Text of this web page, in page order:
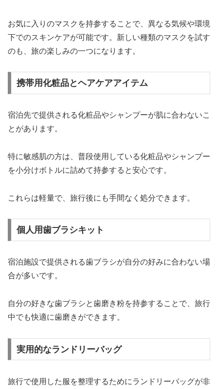
お気に入りのマスクを持参することで、異なる気候や環境
下でのスキンケアが可能です。新しい種類のマスクを試す
のも、旅の楽しみの一つになります。
携帯用化粧品とヘアケアアイテム
宿泊先で提供される化粧品やシャンプーが肌に合わないこ
とがあります。
特に敏感肌の方は、普段使用している化粧品やシャンプー
を小分けボトルに詰めて持参すると安心です。
これらは軽量で、旅行後にも手間なく処分できます。
個人用歯ブラシキット
宿泊施設で提供される歯ブラシが自分の好みに合わない場
合が多いです。
自分の好きな歯ブラシと歯磨き粉を持参することで、旅行
中でも快適に歯磨きができます。
実用的なランドリーバッグ
旅行で使用した服を整理するためにランドリーバッグが非